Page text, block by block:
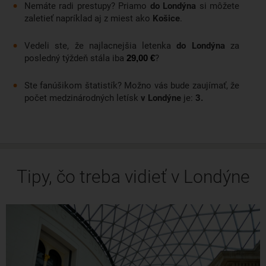
Heathrow, z Viednenaň lietajú spoločnostiLufthansaa
Swiss International Air Lines.
Nemáte radi prestupy? Priamo do Londýna si môžete
zaletieť napríklad aj z miest ako Košice.
Vedeli ste, že najlacnejšia letenka do Londýna za
posledný týždeň stála iba 29,00 €?
Ste fanúšikom štatistík? Možno vás bude zaujímať, že
počet medzinárodných letísk v Londýne je: 3.
Tipy, čo treba vidieť v Londýne